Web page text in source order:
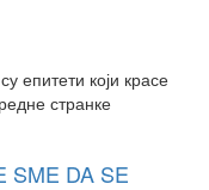
епитети који красе
странке
SME DA SE